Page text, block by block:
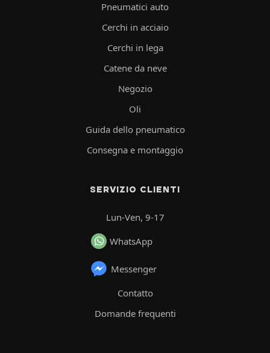
Pneumatici auto
Cerchi in acciaio
Cerchi in lega
Catene da neve
Negozio
Oli
Guida dello pneumatico
Consegna e montaggio
SERVIZIO CLIENTI
Lun-Ven, 9-17
WhatsApp
Messenger
Contatto
Domande frequenti